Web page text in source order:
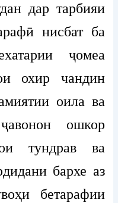
дар тарбияи
нисбат ба
ҷомеа
охир чандин
оила ва
ошкор
тундрав ва
бархе аз
бетарафии